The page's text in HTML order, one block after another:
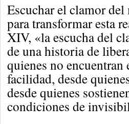
Escuchar el clamor
para transformar esta
XIV, «la escucha del
de una historia de
quienes no
facilidad, desde
desde quienes
condiciones de